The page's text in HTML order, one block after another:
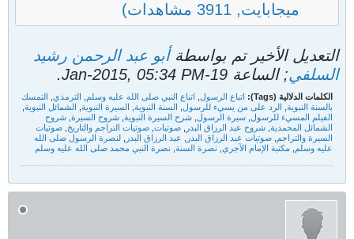
ميجابايت, 3911 مشاهدات)
التعديل الأخير تم بواسطةأبو عبد الرحمن رشيد
السلفي; الساعة 19-Jan-2015, 05:34 PM
.
الكلمات الدلالية (Tags): اتباع الرسول اتباع النبي صلى الله عليه وسلم الترمذي التمسك
بالسنة النبوية الرد على من يسيء للرسول السنة النبوية السيرة النبوية الشمائل النبوية
الفيلم المسيء للرسول سيرة الرسول شرح السيرة النبوية شروح السيرة شروح
الشمائل المحمدية شروح عبد الرزاق البدر صوتيات صوتيات التراجم والتاريخ صوتيات
السيرة والتراجم
صوتيات عبد الرزاق البدر عبد الرزاق البدر
لنصرة الرسول صلى الله
عليه وسلم
مكتبة الإمام الآجري نصرة السنة نصرة النبي محمد صلى الله عليه وسلم